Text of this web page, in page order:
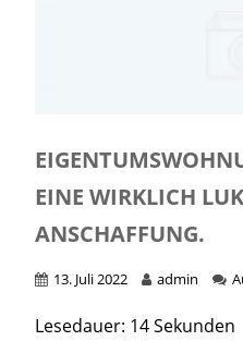
EINE WIRKLICH
ANSCHAFFUNG.
13. Juli 2022 admin
Lesedauer: 14 Sekunden